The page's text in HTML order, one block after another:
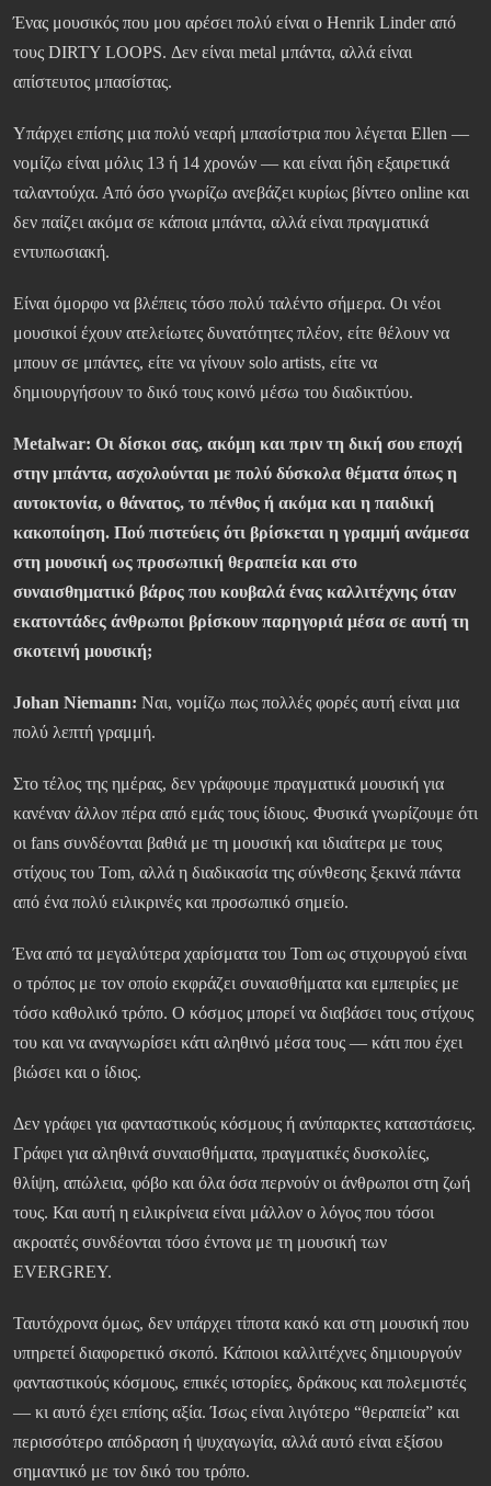
Ένας μουσικός που μου αρέσει πολύ είναι ο Henrik Linder από
τους DIRTY LOOPS. Δεν είναι metal μπάντα, αλλά είναι
απίστευτος μπασίστας.
Υπάρχει επίσης μια πολύ νεαρή μπασίστρια που λέγεται Ellen —
νομίζω είναι μόλις 13 ή 14 χρονών — και είναι ήδη εξαιρετικά
ταλαντούχα. Από όσο γνωρίζω ανεβάζει κυρίως βίντεο online και
δεν παίζει ακόμα σε κάποια μπάντα, αλλά είναι πραγματικά
εντυπωσιακή.
Είναι όμορφο να βλέπεις τόσο πολύ ταλέντο σήμερα. Οι νέοι
μουσικοί έχουν ατελείωτες δυνατότητες πλέον, είτε θέλουν να
μπουν σε μπάντες, είτε να γίνουν solo artists, είτε να
δημιουργήσουν το δικό τους κοινό μέσω του διαδικτύου.
Metalwar: Οι δίσκοι σας, ακόμη και πριν τη δική σου εποχή
στην μπάντα, ασχολούνται με πολύ δύσκολα θέματα όπως η
αυτοκτονία, ο θάνατος, το πένθος ή ακόμα και η παιδική
κακοποίηση. Πού πιστεύεις ότι βρίσκεται η γραμμή ανάμεσα
στη μουσική ως προσωπική θεραπεία και στο
συναισθηματικό βάρος που κουβαλά ένας καλλιτέχνης όταν
εκατοντάδες άνθρωποι βρίσκουν παρηγοριά μέσα σε αυτή τη
σκοτεινή μουσική;
Johan Niemann: Ναι, νομίζω πως πολλές φορές αυτή είναι μια
πολύ λεπτή γραμμή.
Στο τέλος της ημέρας, δεν γράφουμε πραγματικά μουσική για
κανέναν άλλον πέρα από εμάς τους ίδιους. Φυσικά γνωρίζουμε ότι
οι fans συνδέονται βαθιά με τη μουσική και ιδιαίτερα με τους
στίχους του Tom, αλλά η διαδικασία της σύνθεσης ξεκινά πάντα
από ένα πολύ ειλικρινές και προσωπικό σημείο.
Ένα από τα μεγαλύτερα χαρίσματα του Tom ως στιχουργού είναι
ο τρόπος με τον οποίο εκφράζει συναισθήματα και εμπειρίες με
τόσο καθολικό τρόπο. Ο κόσμος μπορεί να διαβάσει τους στίχους
του και να αναγνωρίσει κάτι αληθινό μέσα τους — κάτι που έχει
βιώσει και ο ίδιος.
Δεν γράφει για φανταστικούς κόσμους ή ανύπαρκτες καταστάσεις.
Γράφει για αληθινά συναισθήματα, πραγματικές δυσκολίες,
θλίψη, απώλεια, φόβο και όλα όσα περνούν οι άνθρωποι στη ζωή
τους. Και αυτή η ειλικρίνεια είναι μάλλον ο λόγος που τόσοι
ακροατές συνδέονται τόσο έντονα με τη μουσική των
EVERGREY.
Ταυτόχρονα όμως, δεν υπάρχει τίποτα κακό και στη μουσική που
υπηρετεί διαφορετικό σκοπό. Κάποιοι καλλιτέχνες δημιουργούν
φανταστικούς κόσμους, επικές ιστορίες, δράκους και πολεμιστές
— κι αυτό έχει επίσης αξία. Ίσως είναι λιγότερο “θεραπεία” και
περισσότερο απόδραση ή ψυχαγωγία, αλλά αυτό είναι εξίσου
σημαντικό με τον δικό του τρόπο.